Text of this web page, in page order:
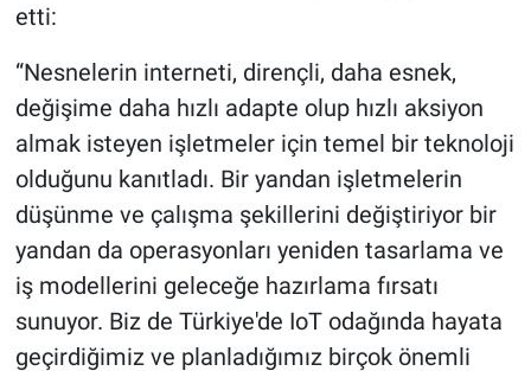
etti:
“Nesnelerin interneti, dirençli, daha esnek,
değişime daha hızlı adapte olup hızlı aksiyon
almak isteyen işletmeler için temel bir teknoloji
olduğunu kanıtladı. Bir yandan işletmelerin
düşünme ve çalışma şekillerini değiştiriyor bir
yandan da operasyonları yeniden tasarlama ve
iş modellerini geleceğe hazırlama fırsatı
sunuyor. Biz de Türkiye'de IoT odağında hayata
geçirdiğimiz ve planladığımız birçok önemli